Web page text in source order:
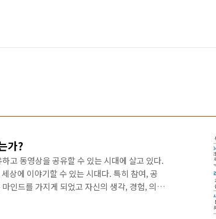
가?
고 동영상을 공유할 수 있는 시대에 살고 있다.
상에 이야기할 수 있는 시대다. 특히 참여, 공
인드를 가지게 되었고 자신의 생각, 경험, 의견,
일부는 엄청난 이슈를 만들어 내면서 세상을